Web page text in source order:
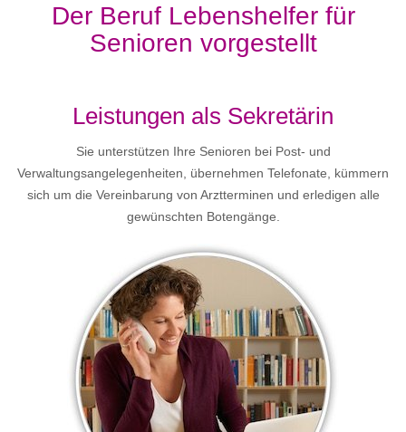
Der Beruf Lebenshelfer für
Senioren vorgestellt
Leistungen als Sekretärin
Sie unterstützen Ihre Senioren bei Post- und
Verwaltungsangelegenheiten, übernehmen Telefonate, kümmern
sich um die Vereinbarung von Arztterminen und erledigen alle
gewünschten Botengänge.